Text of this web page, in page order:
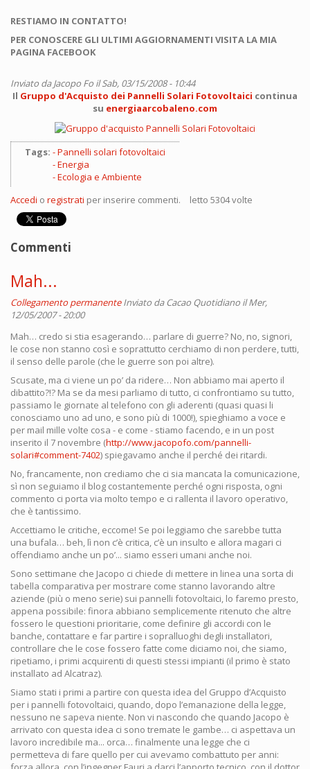
RESTIAMO IN CONTATTO!
PER CONOSCERE GLI ULTIMI AGGIORNAMENTI VISITA LA MIA
PAGINA FACEBOOK
Inviato daJacopo Fo il Sab, 03/15/2008 - 10:44
Il Gruppo d'Acquisto dei Pannelli Solari Fotovoltaici continua
su energiaarcobaleno.com
Tags:
Pannelli solari fotovoltaici
Energia
Ecologia e Ambiente
Accedi o registrati per inserire commenti. letto 5304 volte
Commenti
Mah...
Collegamento permanente Inviato daCacao Quotidiano il Mer,
12/05/2007 - 20:00
Mah… credo si stia esagerando… parlare di guerre? No, no, signori,
le cose non stanno così e soprattutto cerchiamo di non perdere, tutti,
il senso delle parole (che le guerre son poi altre).
Scusate, ma ci viene un po’ da ridere… Non abbiamo mai aperto il
dibattito?!? Ma se da mesi parliamo di tutto, ci confrontiamo su tutto,
passiamo le giornate al telefono con gli aderenti (quasi quasi li
conosciamo uno ad uno, e sono più di 1000!), spieghiamo a voce e
per mail mille volte cosa - e come - stiamo facendo, e in un post
inserito il 7 novembre (http://www.jacopofo.com/pannelli-
solari#comment-7402) spiegavamo anche il perché dei ritardi.
No, francamente, non crediamo che ci sia mancata la comunicazione,
sì non seguiamo il blog costantemente perché ogni risposta, ogni
commento ci porta via molto tempo e ci rallenta il lavoro operativo,
che è tantissimo.
Accettiamo le critiche, eccome! Se poi leggiamo che sarebbe tutta
una bufala… beh, lì non c’è critica, c’è un insulto e allora magari ci
offendiamo anche un po’... siamo esseri umani anche noi.
Sono settimane che Jacopo ci chiede di mettere in linea una sorta di
tabella comparativa per mostrare come stanno lavorando altre
aziende (più o meno serie) sui pannelli fotovoltaici, lo faremo presto,
appena possibile: finora abbiano semplicemente ritenuto che altre
fossero le questioni prioritarie, come definire gli accordi con le
banche, contattare e far partire i sopralluoghi degli installatori,
controllare che le cose fossero fatte come diciamo noi, che siamo,
ripetiamo, i primi acquirenti di questi stessi impianti (il primo è stato
installato ad Alcatraz).
Siamo stati i primi a partire con questa idea del Gruppo d’Acquisto
per i pannelli fotovoltaici, quando, dopo l’emanazione della legge,
nessuno ne sapeva niente. Non vi nascondo che quando Jacopo è
arrivato con questa idea ci sono tremate le gambe… ci aspettava un
lavoro incredibile ma... orca… finalmente una legge che ci
permetteva di fare quello per cui avevamo combattuto per anni: